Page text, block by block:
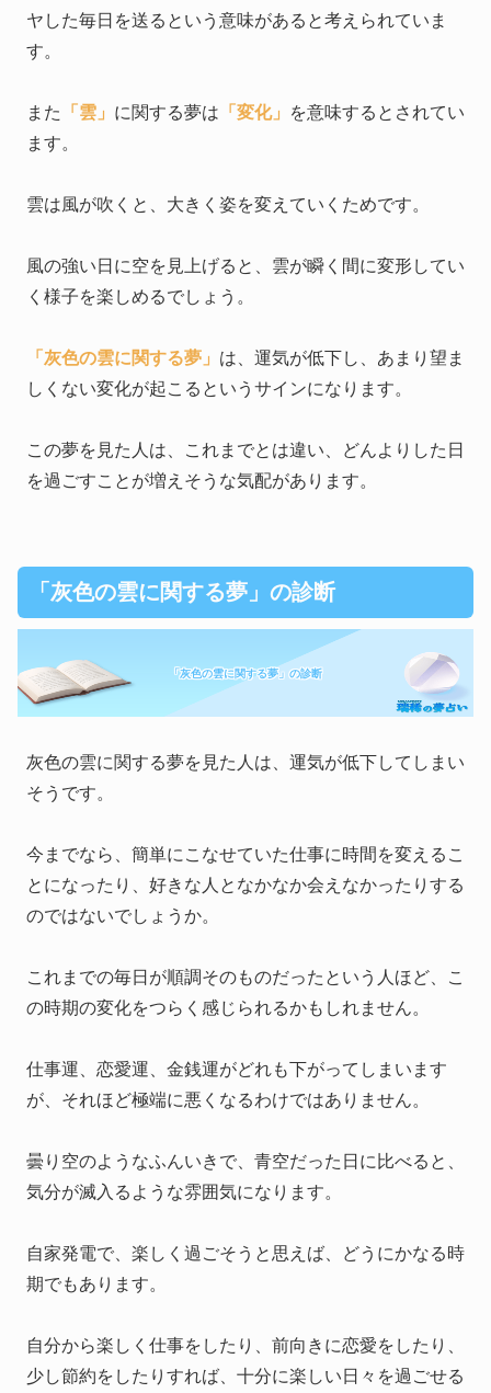
ヤした毎日を送るという意味があると考えられていま
す。
また 「雲」 に関する夢は 「変化」
を意味するとされてい
ます。
雲は風が吹くと、大きく姿を変えていくためです。
風の強い日に空を見上げると、雲が瞬く間に変形してい
く様子を楽しめるでしょう。
「灰色の雲に関する夢」 は、運気が低下し、あまり望ま
しくない変化が起こるというサインになります。
この夢を見た人は、これまでとは違い、どんよりした日
を過ごすことが増えそうな気配があります。
「灰色の雲に関する夢」の診断
「灰色の雲に関する夢」の診断
灰色の雲に関する夢を見た人は、運気が低下してしまい
そうです。
今までなら、簡単にこなせていた仕事に時間を変えるこ
とになったり、好きな人となかなか会えなかったりする
のではないでしょうか。
これまでの毎日が順調そのものだったという人ほど、こ
の時期の変化をつらく感じられるかもしれません。
仕事運、恋愛運、金銭運がどれも下がってしまいます
が、それほど極端に悪くなるわけではありません。
曇り空のようなふんいきで、青空だった日に比べると、
気分が滅入るような雰囲気になります。
自家発電で、楽しく過ごそうと思えば、どうにかなる時
期でもあります。
自分から楽しく仕事をしたり、前向きに恋愛をしたり、
少し節約をしたりすれば、十分に楽しい日々を過ごせる